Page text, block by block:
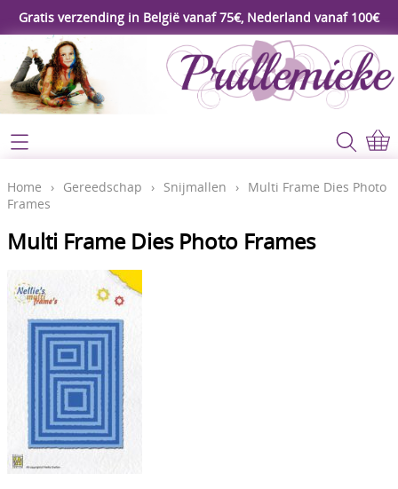
Gratis verzending in België vanaf 75€, Nederland vanaf 100€
Webshop
Koopjeshoek
Workshop
Gereedschap
Lijm - Tape - Magneten
Papier - karton - enveloppen
Kaarten maken - Scrapbook
Boetseren - Modelleren
Verf en Co°
Home
Contact
Video's
Blog
Home › Gereedschap › Snijmallen › Multi Frame Dies Photo
Frames
Multi Frame Dies Photo Frames